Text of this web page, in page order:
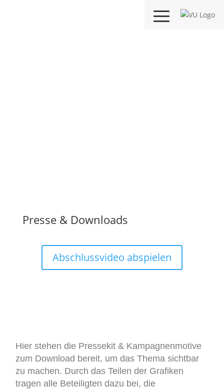
Presse & Downloads
Abschlussvideo abspielen
Hier stehen die Pressekit & Kampagnenmotive
zum Download bereit, um das Thema sichtbar
zu machen. Durch das Teilen der Grafiken
tragen alle Beteiligten dazu bei, die